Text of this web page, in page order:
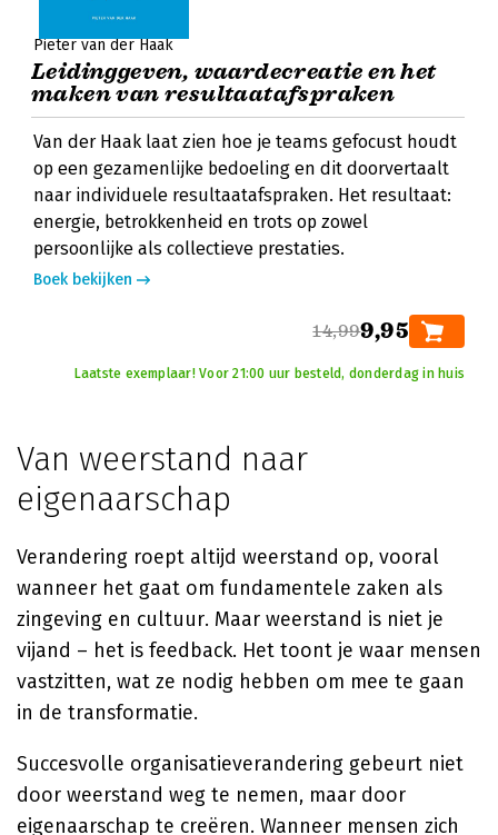
Pieter van der Haak
Leidinggeven, waardecreatie en het
maken van resultaatafspraken
Van der Haak laat zien hoe je teams gefocust houdt
op een gezamenlijke bedoeling en dit doorvertaalt
naar individuele resultaatafspraken. Het resultaat:
energie, betrokkenheid en trots op zowel
persoonlijke als collectieve prestaties.
Boek bekijken
14,999,95
Laatste exemplaar! Voor 21:00 uur besteld, donderdag in huis
Van weerstand naar
eigenaarschap
Verandering roept altijd weerstand op, vooral
wanneer het gaat om fundamentele zaken als
zingeving en cultuur. Maar weerstand is niet je
vijand – het is feedback. Het toont je waar mensen
vastzitten, wat ze nodig hebben om mee te gaan
in de transformatie.
Succesvolle organisatieverandering gebeurt niet
door weerstand weg te nemen, maar door
eigenaarschap te creëren. Wanneer mensen zich